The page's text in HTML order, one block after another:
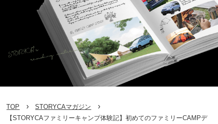
TOP
STORYCAマガジン
【STORYCAファミリーキャンプ体験記】初めてのファミリーCAMPデ